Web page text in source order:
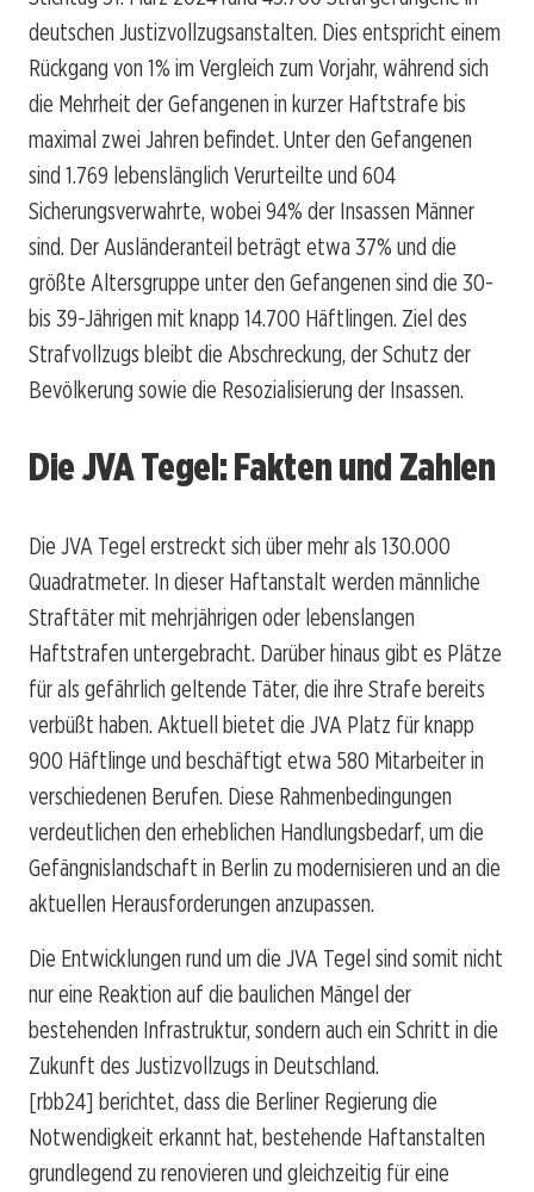
deutschen Justizvollzugsanstalten. Dies entspricht einem
Rückgang von 1% im Vergleich zum Vorjahr, während sich
die Mehrheit der Gefangenen in kurzer Haftstrafe bis
maximal zwei Jahren befindet. Unter den Gefangenen
sind 1.769 lebenslänglich Verurteilte und 604
Sicherungsverwahrte, wobei 94% der Insassen Männer
sind. Der Ausländeranteil beträgt etwa 37% und die
größte Altersgruppe unter den Gefangenen sind die 30-
bis 39-Jährigen mit knapp 14.700 Häftlingen. Ziel des
Strafvollzugs bleibt die Abschreckung, der Schutz der
Bevölkerung sowie die Resozialisierung der Insassen.
Die JVA Tegel: Fakten und Zahlen
Die JVA Tegel erstreckt sich über mehr als 130.000
Quadratmeter. In dieser Haftanstalt werden männliche
Straftäter mit mehrjährigen oder lebenslangen
Haftstrafen untergebracht. Darüber hinaus gibt es Plätze
für als gefährlich geltende Täter, die ihre Strafe bereits
verbüßt haben. Aktuell bietet die JVA Platz für knapp
900 Häftlinge und beschäftigt etwa 580 Mitarbeiter in
verschiedenen Berufen. Diese Rahmenbedingungen
verdeutlichen den erheblichen Handlungsbedarf, um die
Gefängnislandschaft in Berlin zu modernisieren und an die
aktuellen Herausforderungen anzupassen.
Die Entwicklungen rund um die JVA Tegel sind somit nicht
nur eine Reaktion auf die baulichen Mängel der
bestehenden Infrastruktur, sondern auch ein Schritt in die
Zukunft des Justizvollzugs in Deutschland.
[rbb24] berichtet, dass die Berliner Regierung die
Notwendigkeit erkannt hat, bestehende Haftanstalten
grundlegend zu renovieren und gleichzeitig für eine